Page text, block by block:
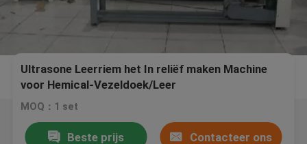
Ultrasone Leerriem het In reliëf maken Machine
voor Hemical-Vezeldoek/Leer
MOQ：1 set
Beste prijs Contacteer ons